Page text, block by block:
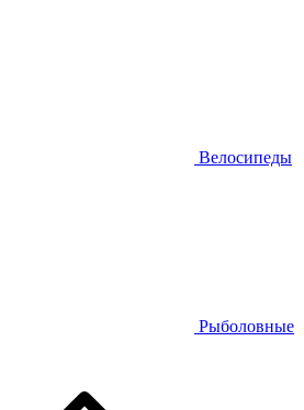
Велосипеды
Рыболовные